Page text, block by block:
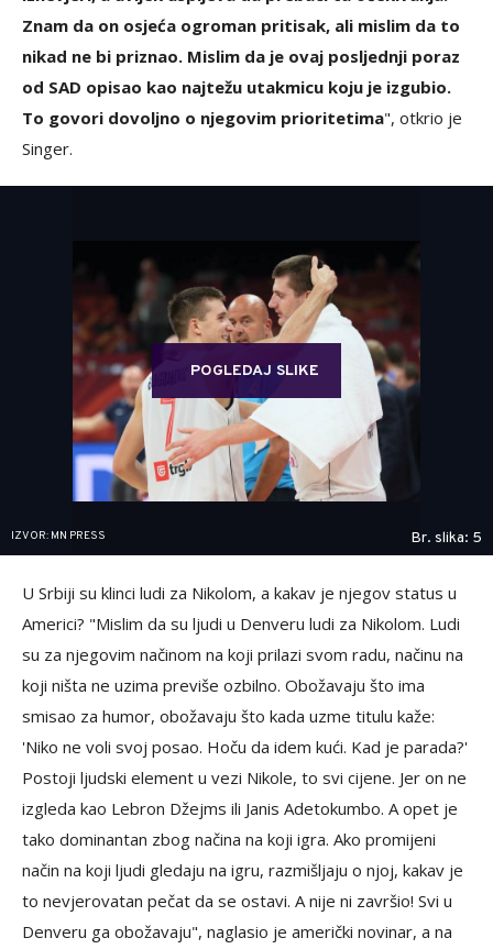
Znam da on osjeća ogroman pritisak, ali mislim da to
nikad ne bi priznao. Mislim da je ovaj posljednji poraz
od SAD opisao kao najtežu utakmicu koju je izgubio.
To govori dovoljno o njegovim prioritetima", otkrio je
Singer.
POGLEDAJ SLIKE
IZVOR: MN PRESS Br. slika: 5
U Srbiji su klinci ludi za Nikolom, a kakav je njegov status u
Americi? "Mislim da su ljudi u Denveru ludi za Nikolom. Ludi
su za njegovim načinom na koji prilazi svom radu, načinu na
koji ništa ne uzima previše ozbilno. Obožavaju što ima
smisao za humor, obožavaju što kada uzme titulu kaže:
'Niko ne voli svoj posao. Hoču da idem kući. Kad je parada?'
Postoji ljudski element u vezi Nikole, to svi cijene. Jer on ne
izgleda kao Lebron Džejms ili Janis Adetokumbo. A opet je
tako dominantan zbog načina na koji igra. Ako promijeni
način na koji ljudi gledaju na igru, razmišljaju o njoj, kakav je
to nevjerovatan pečat da se ostavi. A nije ni završio! Svi u
Denveru ga obožavaju", naglasio je američki novinar, a na